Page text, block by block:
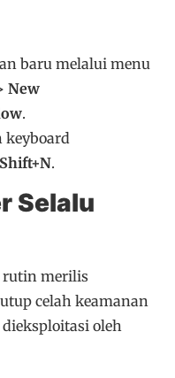
baru melalui menu
New
.
keyboard
.
Selalu
rutin merilis
celah keamanan
oleh